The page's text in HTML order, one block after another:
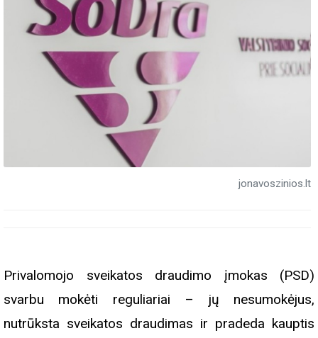
jonavoszinios.lt
Privalomojo sveikatos draudimo įmokas (PSD)
svarbu mokėti reguliariai – jų nesumokėjus,
nutrūksta sveikatos draudimas ir pradeda kauptis